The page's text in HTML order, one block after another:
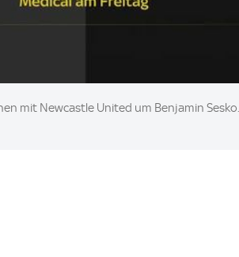
mit Newcastle United um Benjamin